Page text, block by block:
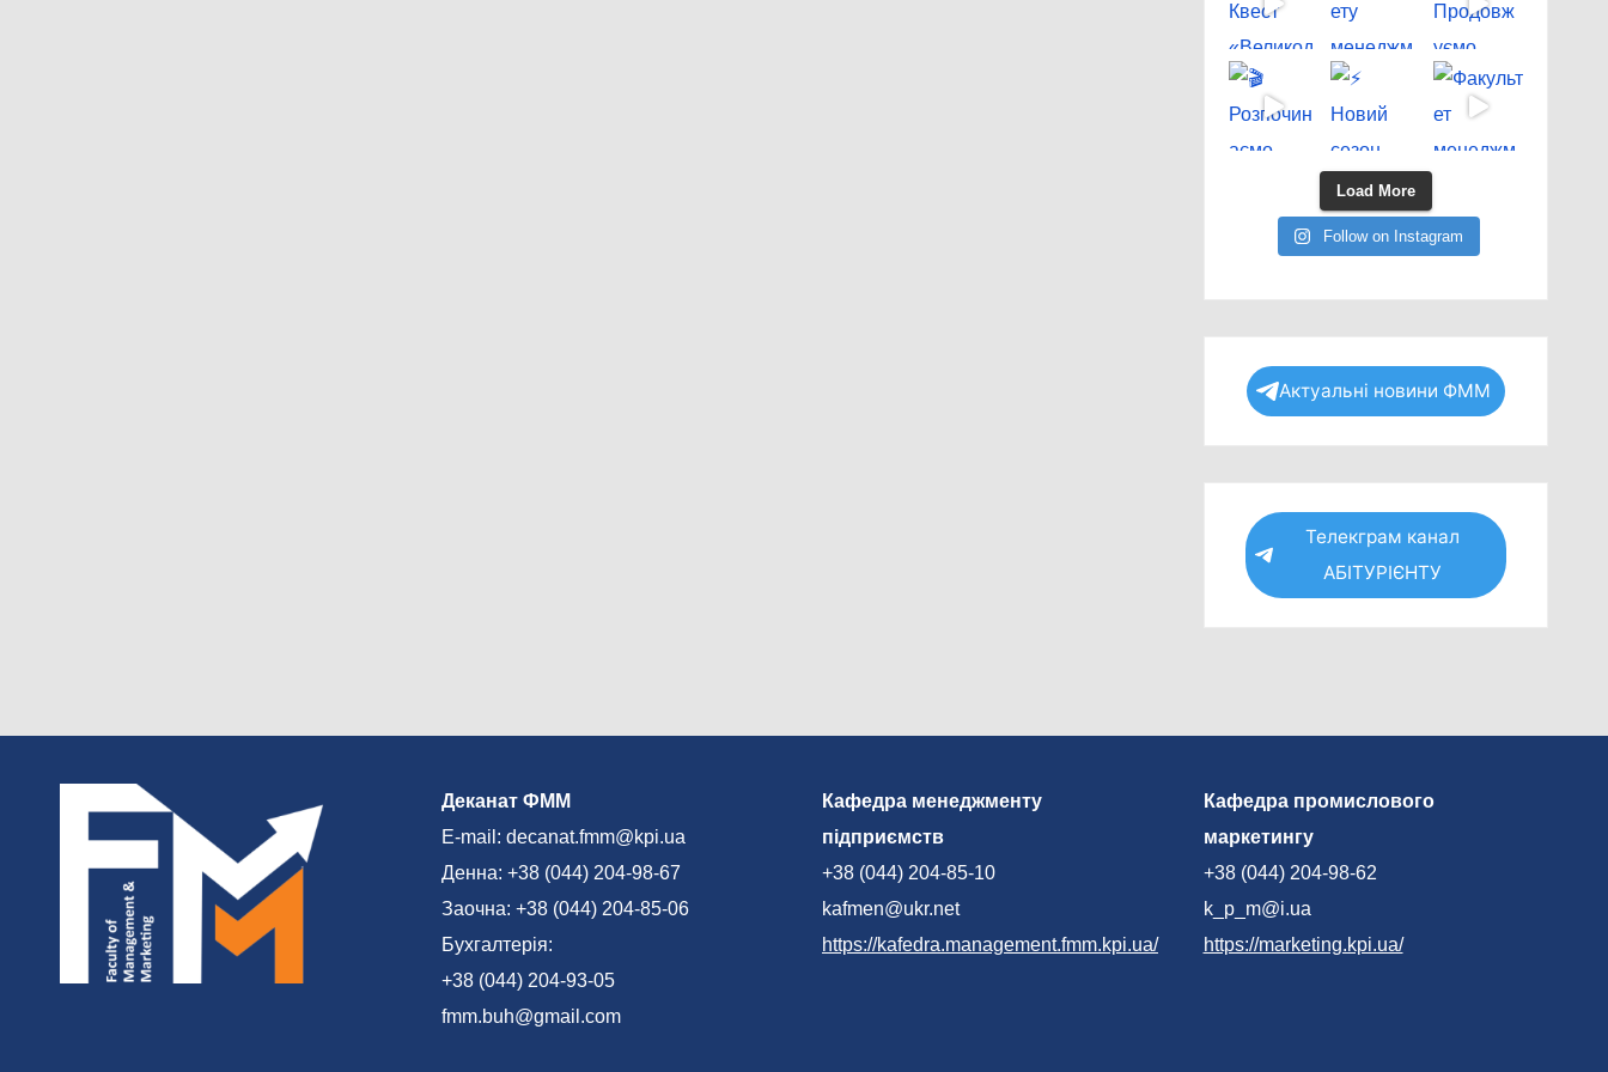
Load More
Follow on Instagram
Актуальні новини ФММ
Телекграм канал
АБІТУРІЄНТУ
Деканат ФММ
E-mail: decanat.fmm@kpi.ua
Денна: +38 (044) 204-98-67
Заочна: +38 (044) 204-85-06
Бухгалтерія:
+38 (044) 204-93-05
fmm.buh@gmail.com
Кафедра менеджменту
підприємств
+38 (044) 204-85-10
kafmen@ukr.net
https://kafedra.management.fmm.kpi.ua/
Кафедра промислового
маркетингу
+38 (044) 204-98-62
k_p_m@i.ua
https://marketing.kpi.ua/